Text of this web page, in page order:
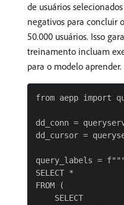
de usuários
negativos para concluir
50.000 usuários. Isso
treinamento incluam
para o modelo aprender.
from aepp import
dd_conn =
dd_cursor =
query_labels = f"""
SELECT *
FROM (
    SELECT